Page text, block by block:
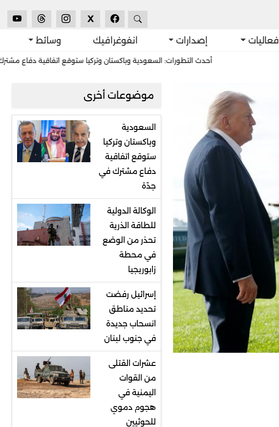
X
فعاليات إصدارات انفوغرافيك وسائط
أحدث التطورات: السعودية وباكستان وتركيا ستوقع اتفاقية دفاع مشترك في جدّة
موضوعات أخرى
السعودية
وباكستان وتركيا
ستوقع اتفاقية
دفاع مشترك في
جدّة
الوكالة الدولية
للطاقة الذرية
تحذر من الوضع
في محطة
زابوريجيا
إسرائيل رفضت
تحديد مناطق
انسحاب جديدة
في جنوب لبنان
عشرات القتلى
من القوات
اليمنية في
هجوم دموي
للحوثيين